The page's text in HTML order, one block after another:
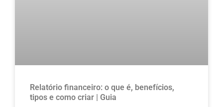
Relatório financeiro: o que é, benefícios,
tipos e como criar | Guia